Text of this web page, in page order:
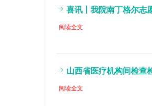
喜讯丨我院南丁格尔志
阅读全文
山西省医疗机构间检查
阅读全文